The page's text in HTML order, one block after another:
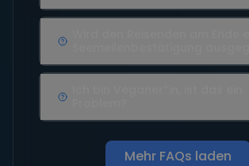
Mehr FAQs laden